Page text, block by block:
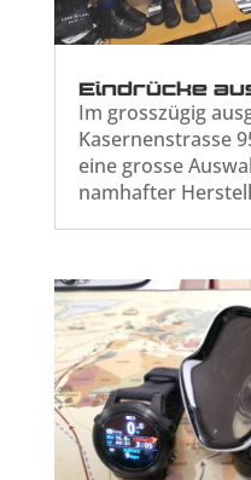
Eindrücke
Im grosszügig
Kasernenstrasse
eine grosse
namhafter